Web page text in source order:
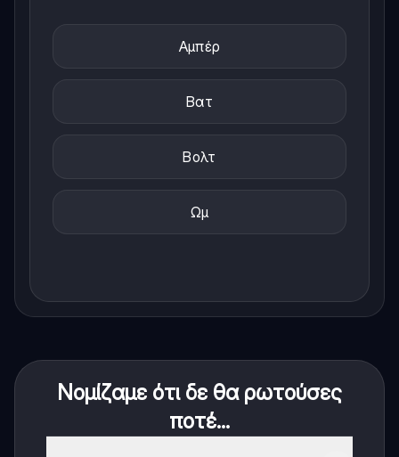
Αμπέρ
Βατ
Βολτ
Ωμ
Νομίζαμε ότι δε θα ρωτούσες
ποτέ...